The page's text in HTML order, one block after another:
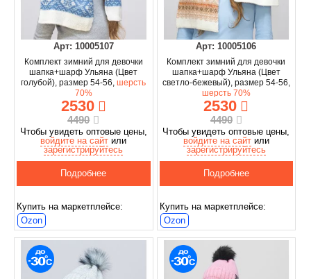
Арт: 10005107
Комплект зимний для девочки
шапка+шарф Ульяна (Цвет
голубой), размер 54-56,шерсть
70%
2530
4490
Чтобы увидеть оптовые цены,
войдите на сайт или
зарегистрируйтесь
Подробнее
Купить на маркетплейсе:
Ozon
Арт: 10005106
Комплект зимний для девочки
шапка+шарф Ульяна (Цвет
светло-бежевый), размер 54-56,
шерсть 70%
2530
4490
Чтобы увидеть оптовые цены,
войдите на сайтили
зарегистрируйтесь
Подробнее
Купить на маркетплейсе:
Ozon